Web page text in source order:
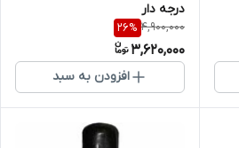
درجه دار
4,900,000
26%
3,620,000
افزودن به سبد